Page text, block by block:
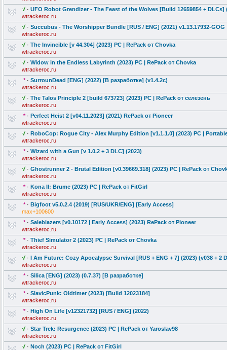
√ · UFO Robot Grendizer - The Feast of the Wolves [Build 12659854 + DLCs]
wtrackeroc.ru
√ · Succubus - The Worshipper Bundle [RUS / ENG] (2021) v1.13.17932-GOG
wtrackeroc.ru
√ · The Invincible [v 44.304] (2023) PC | RePack от Chovka
wtrackeroc.ru
√ · Widow in the Endless Labyrinth (2023) PC | RePack от Chovka
wtrackeroc.ru
* · SurrounDead [ENG] (2022) [В разработке] (v1.4.2c)
wtrackeroc.ru
√ · The Talos Principle 2 [build 673723] (2023) PC | RePack от селезень
wtrackeroc.ru
* · Perfect Heist 2 [v04.11.2023] (2021) RePack от Pioneer
wtrackeroc.ru
√ · RoboCop: Rogue City - Alex Murphy Edition [v1.1.1.0] (2023) PC |
wtrackeroc.ru
* · Wizard with a Gun [v 1.0.2 + 3 DLC] (2023)
wtrackeroc.ru
√ · Ghostrunner 2 - Brutal Edition [v0.39669.318] (2023) PC | RePack от
wtrackeroc.ru
* · Kona II: Brume (2023) PC | RePack от FitGirl
wtrackeroc.ru
* · Bigfoot v5.0.2.4 (2019) [RUS/UKR/ENG] [Early Access]
max+100600
* · Saleblazers [v0.10172 | Early Access] (2023) RePack от Pioneer
wtrackeroc.ru
* · Thief Simulator 2 (2023) PC | RePack от Chovka
wtrackeroc.ru
√ · I Am Future: Cozy Apocalypse Survival [RUS + ENG + 7] (2023) (v038 + 2
wtrackeroc.ru
* · Silica [ENG] (2023) (0.7.37) [В разработке]
wtrackeroc.ru
* · SlavicPunk: Oldtimer (2023) [Build 12023184]
wtrackeroc.ru
* · High On Life [v12321732] [RUS / ENG] (2022)
wtrackeroc.ru
√ · Star Trek: Resurgence (2023) PC | RePack от Yaroslav98
wtrackeroc.ru
√ · Noch (2023) PC | RePack от FitGirl